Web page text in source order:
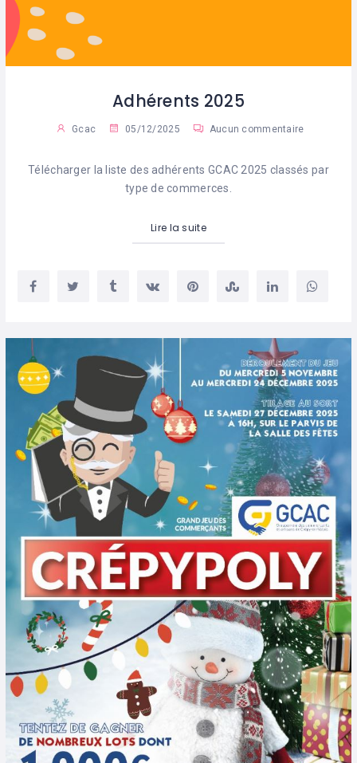
Adhérents 2025
Gcac 05/12/2025 Aucun commentaire
Télécharger la liste des adhérents GCAC 2025 classés par
type de commerces.
Lire la suite